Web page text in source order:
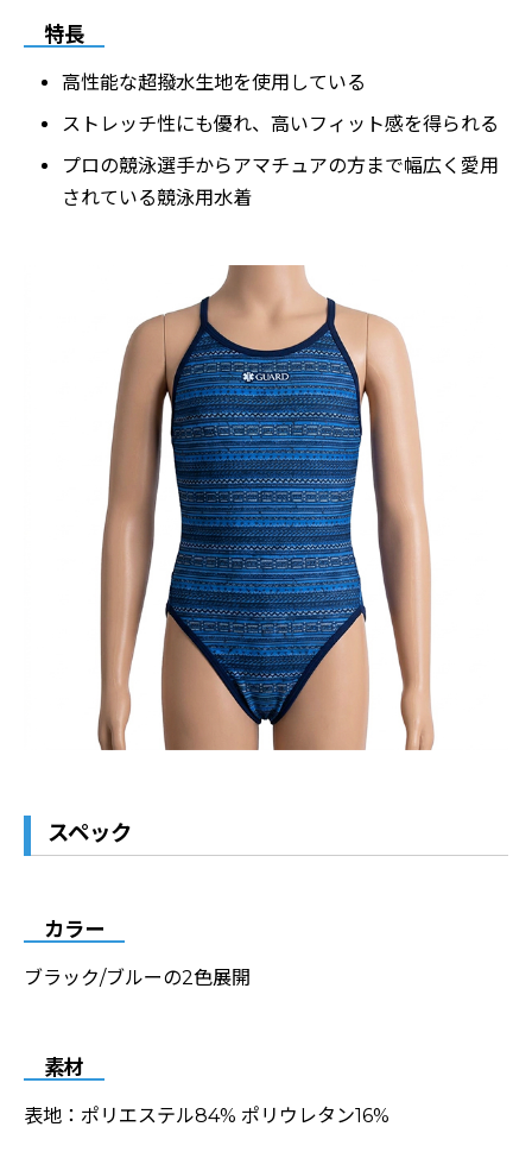
特長
高性能な超撥水生地を使用している
ストレッチ性にも優れ、高いフィット感を得られる
プロの競泳選手からアマチュアの方まで幅広く愛用
されている競泳用水着
スペック
カラー
ブラック/ブルーの2色展開
素材
表地：ポリエステル84% ポリウレタン16%